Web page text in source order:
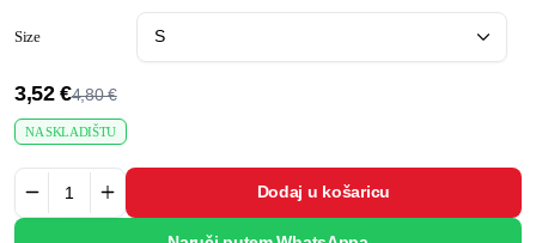
Size
4,80€
3,52€
NA SKLADIŠTU
Dodaj u košaricu